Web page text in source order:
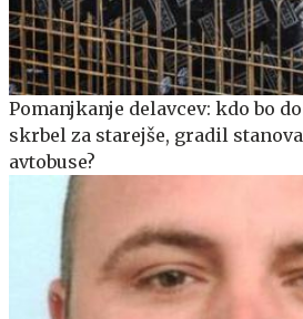
Pomanjkanje delavcev: kdo bo
skrbel za starejše, gradil
avtobuse?